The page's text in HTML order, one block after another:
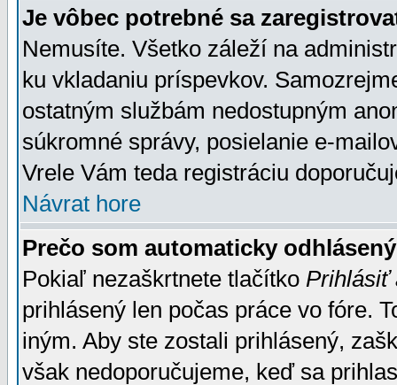
Je vôbec potrebné sa
Nemusíte. Všetko záleží na
ku vkladaniu príspevkov.
ostatným službám nedostupným
súkromné správy, posielanie e-
Vrele Vám teda registráciu
Návrat hore
Prečo som automaticky
Pokiaľ nezaškrtnete tlačítko Prihlásiť
prihlásený len počas práce vo fóre.
iným. Aby ste zostali prihlásený,
však nedoporučujeme, keď sa